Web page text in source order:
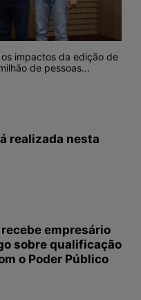
impactos da edição de
de pessoas...
realizada nesta
empresário
sobre qualificação
o Poder Público